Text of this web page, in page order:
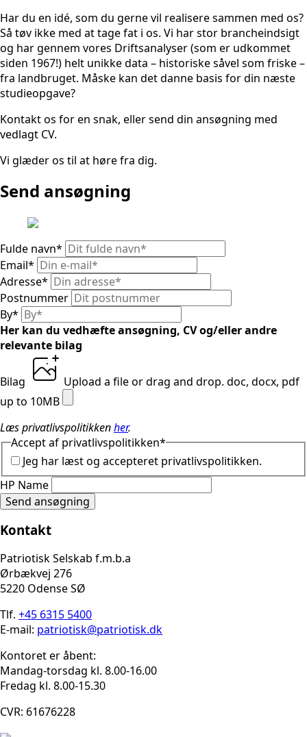
Har du en idé, som du gerne vil realisere sammen med os?
Så tøv ikke med at tage fat i os. Vi har stor brancheindsigt
og har gennem vores Driftsanalyser (som er udkommet
siden 1967!) helt unikke data – historiske såvel som friske –
fra landbruget. Måske kan det danne basis for din næste
studieopgave?
Kontakt os for en snak, eller send din ansøgning med
vedlagt CV.
Vi glæder os til at høre fra dig.
Send ansøgning
Fulde navn*
Email*
Adresse*
Postnummer
By*
Her kan du vedhæfte ansøgning, CV og/eller andre
relevante bilag
Bilag Upload a fileor drag and drop. doc, docx, pdf
up to 10MB
Læs privatlivspolitikkenher.
Accept af privatlivspolitikken*
Jeg har læst og accepteret privatlivspolitikken.
HP Name
Send ansøgning
Kontakt
Patriotisk Selskab f.m.b.a
Ørbækvej 276
5220 Odense SØ
Tlf. +45 6315 5400
E-mail: patriotisk@patriotisk.dk
Kontoret er åbent:
Mandag-torsdag kl. 8.00-16.00
Fredag kl. 8.00-15.30
CVR: 61676228